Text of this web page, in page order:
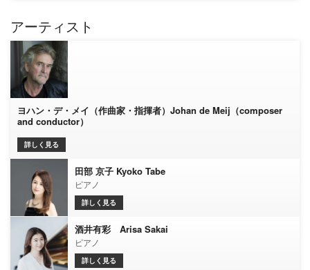
アーティスト
ヨハン・デ・メイ（作曲家・指揮者）Johan de Meij（composer
and conductor）
詳しく見る
田部 京子 Kyoko Tabe
ピアノ
詳しく見る
酒井有彩 Arisa Sakai
ピアノ
詳しく見る